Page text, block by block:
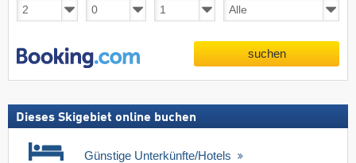
suchen
Dieses Skigebiet online buchen
Günstige Unterkünfte/Hotels